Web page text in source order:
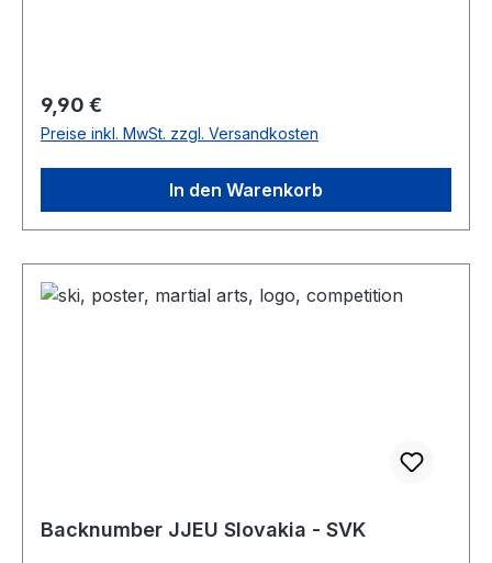
Regulärer Preis:
9,90 €
Preise inkl. MwSt. zzgl. Versandkosten
In den Warenkorb
Backnumber JJEU Slovakia - SVK